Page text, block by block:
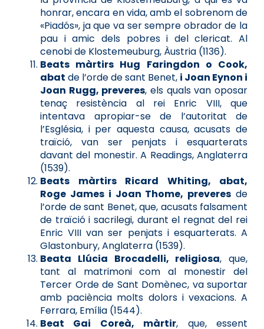
honrar, encara en vida, amb el sobrenom de
«Piadós», ja que va ser sempre obrador de la
pau i amic dels pobres i del clericat. Al
cenobi de Klostemeuburg, Àustria (1136).
Beats màrtirs Hug Faringdon o Cook,
abat de l’orde de sant Benet, i Joan Eynon i
Joan Rugg, preveres, els quals van oposar
tenaç resistència al rei Enric VIII, que
intentava apropiar-se de l’autoritat de
l’Església, i per aquesta causa, acusats de
traïció, van ser penjats i esquarterats
davant del monestir. A Readings, Anglaterra
(1539).
Beats màrtirs Ricard Whiting, abat,
Roge James i Joan Thome, preveres de
l’orde de sant Benet, que, acusats falsament
de traïció i sacrilegi, durant el regnat del rei
Enric VIII van ser penjats i esquarterats. A
Glastonbury, Anglaterra (1539).
Beata Llúcia Brocadelli, religiosa, que,
tant al matrimoni com al monestir del
Tercer Orde de Sant Domènec, va suportar
amb paciència molts dolors i vexacions. A
Ferrara, Emília (1544).
Beat Gai Coreà, màrtir, que, essent